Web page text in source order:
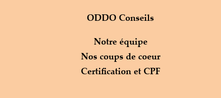
ODDO Conseils
Notre équipe
Nos coups de coeur
Certification et CPF